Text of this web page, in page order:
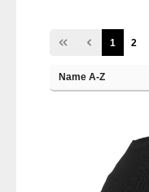
1 2